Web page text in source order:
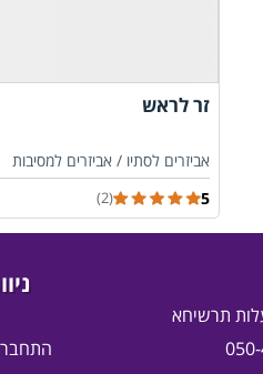
זר לראש
אביזרים לסתיו / אביזרים למסיבות
5
(2)